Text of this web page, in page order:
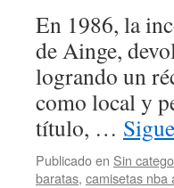
En 1986, la
de Ainge,
logrando un
como local y
título, …
Publicado en Sin
baratas, camisetas nba